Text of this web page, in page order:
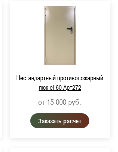
Нестандартный противопожарный
люк ei-60 Арт272
от 15 000 руб.
Заказать расчет